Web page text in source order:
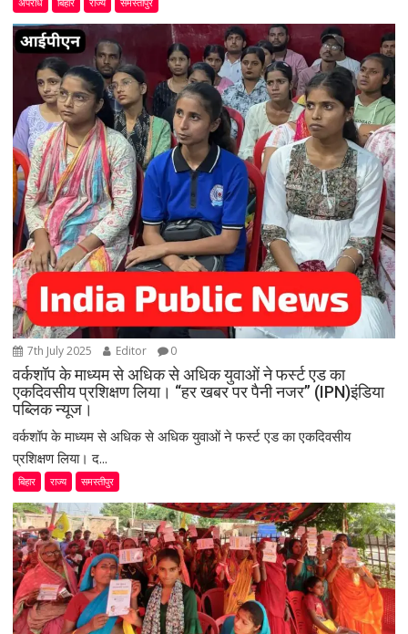
7th July 2025 Editor 0
वर्कशॉप के माध्यम से अधिक से अधिक युवाओं ने फर्स्ट एड का
एकदिवसीय प्रशिक्षण लिया। “हर खबर पर पैनी नजर” (IPN)इंडिया
पब्लिक न्यूज।
वर्कशॉप के माध्यम से अधिक से अधिक युवाओं ने फर्स्ट एड का एकदिवसीय
प्रशिक्षण लिया। द...
बिहार राज्य समस्तीपुर